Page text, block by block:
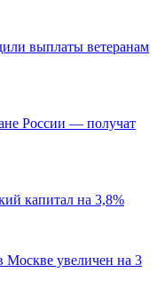
выплаты ветеранам
России — получат
капитал на 3,8%
увеличен на 3